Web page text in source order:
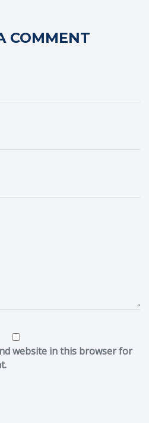
COMMENT
website in this browser for